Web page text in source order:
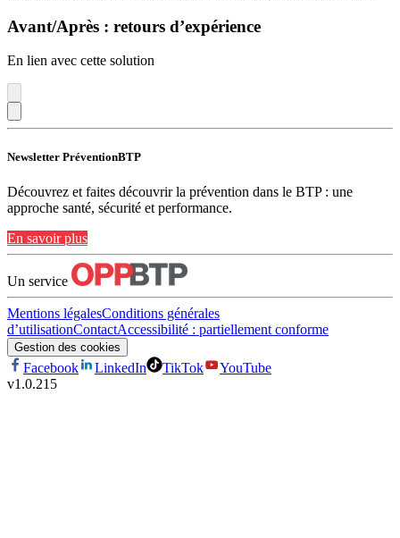
Avant/Après : retours d’expérience
En lien avec cette solution
Newsletter PréventionBTP
Découvrez et faites découvrir la prévention dans le BTP : une
approche santé, sécurité et performance.
En savoir plus
Un service
Mentions légalesConditions générales
d’utilisationContactAccessibilité : partiellement conforme
Gestion des cookies
Facebook LinkedIn TikTok
YouTube
v1.0.215